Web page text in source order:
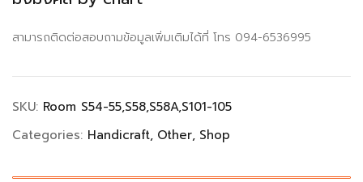
สามารถติดต่อสอบถามข้อมูลเพิ่มเติมได้ที่ โทร 094-6536995
SKU: Room S54-55,S58,S58A,S101-105
Categories: Handicraft Other Shop